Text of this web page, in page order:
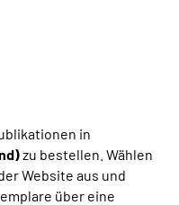
in
zu bestellen. Wählen
Website aus und
über eine